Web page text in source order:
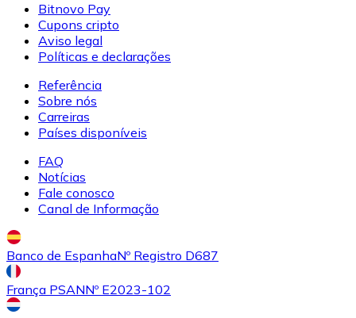
Bitnovo Pay
Cupons cripto
Aviso legal
Políticas e declarações
Referência
Sobre nós
Carreiras
Países disponíveis
FAQ
Notícias
Fale conosco
Canal de Informação
Banco de EspanhaNº Registro D687
França PSANNº E2023-102